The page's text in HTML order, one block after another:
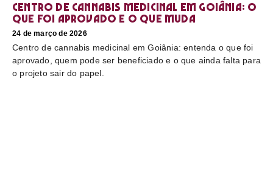
Centro de cannabis medicinal em Goiânia: o
que foi aprovado e o que muda
24 de março de 2026
Centro de cannabis medicinal em Goiânia: entenda o que foi
aprovado, quem pode ser beneficiado e o que ainda falta para
o projeto sair do papel.